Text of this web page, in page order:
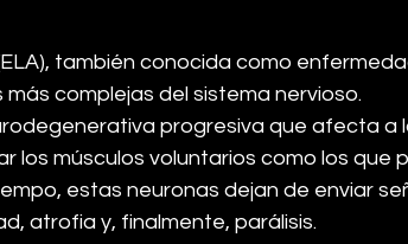
también conocida como
complejas del sistema nervioso.
progresiva que afecta a
los músculos voluntarios como los que
estas neuronas dejan de enviar
atrofia y, finalmente, parálisis.